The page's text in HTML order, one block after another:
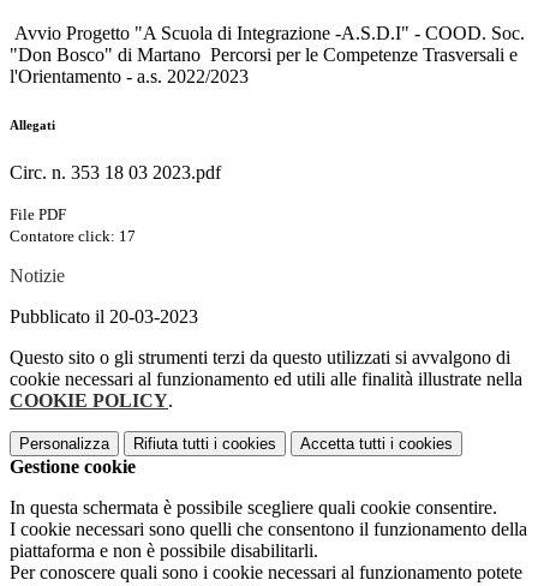
Avvio Progetto "A Scuola di Integrazione -A.S.D.I" - COOD. Soc.
"Don Bosco" di Martano Percorsi per le Competenze Trasversali e
l'Orientamento - a.s. 2022/2023
Allegati
Circ. n. 353 18 03 2023.pdf
File PDF
Contatore click: 17
Notizie
Pubblicato il 20-03-2023
Questo sito o gli strumenti terzi da questo utilizzati si avvalgono di
cookie necessari al funzionamento ed utili alle finalità illustrate nella
COOKIE POLICY.
Personalizza Rifiuta tutti i cookies Accetta tutti i cookies
Gestione cookie
In questa schermata è possibile scegliere quali cookie consentire.
I cookie necessari sono quelli che consentono il funzionamento della
piattaforma e non è possibile disabilitarli.
Per conoscere quali sono i cookie necessari al funzionamento potete